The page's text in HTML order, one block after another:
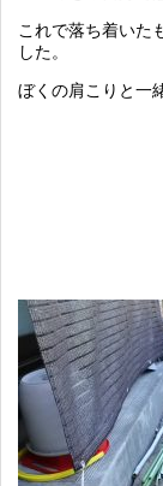
これで落ち着いた
した。
ぼくの肩こりと一